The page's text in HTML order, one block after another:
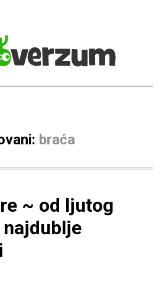
braća
~ od ljutog